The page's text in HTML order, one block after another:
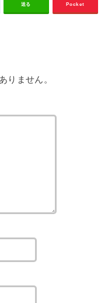
送る Pocket
りません。